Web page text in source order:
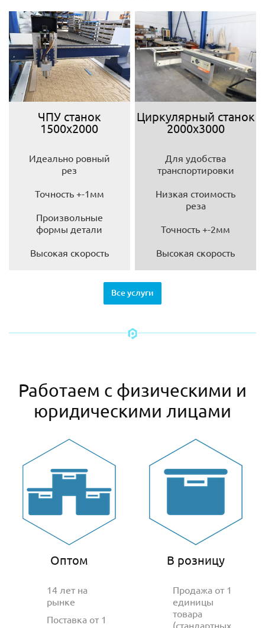
ЧПУ станок
1500х2000
Идеально ровный
рез
Точность +-1мм
Произвольные
формы детали
Высокая скорость
Циркулярный станок
2000х3000
Для удобства
транспортировки
Низкая стоимость
реза
Точность +-2мм
Высокая скорость
Все услуги
Работаем с физическими и
юридическими лицами
Оптом
14 лет на
рынке
Поставка от 1
В розницу
Продажа от 1
единицы
товара
(стандартных